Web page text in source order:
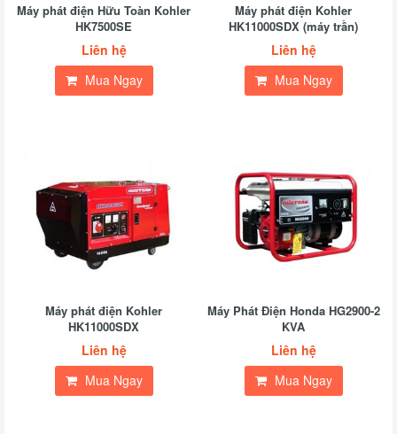
Máy phát điện Hữu Toàn Kohler
HK7500SE
Liên hệ
Mua Ngay
Máy phát điện Kohler
HK11000SDX (máy trần)
Liên hệ
Mua Ngay
Máy phát điện Kohler
HK11000SDX
Liên hệ
Mua Ngay
Máy Phát Điện Honda HG2900-2
KVA
Liên hệ
Mua Ngay